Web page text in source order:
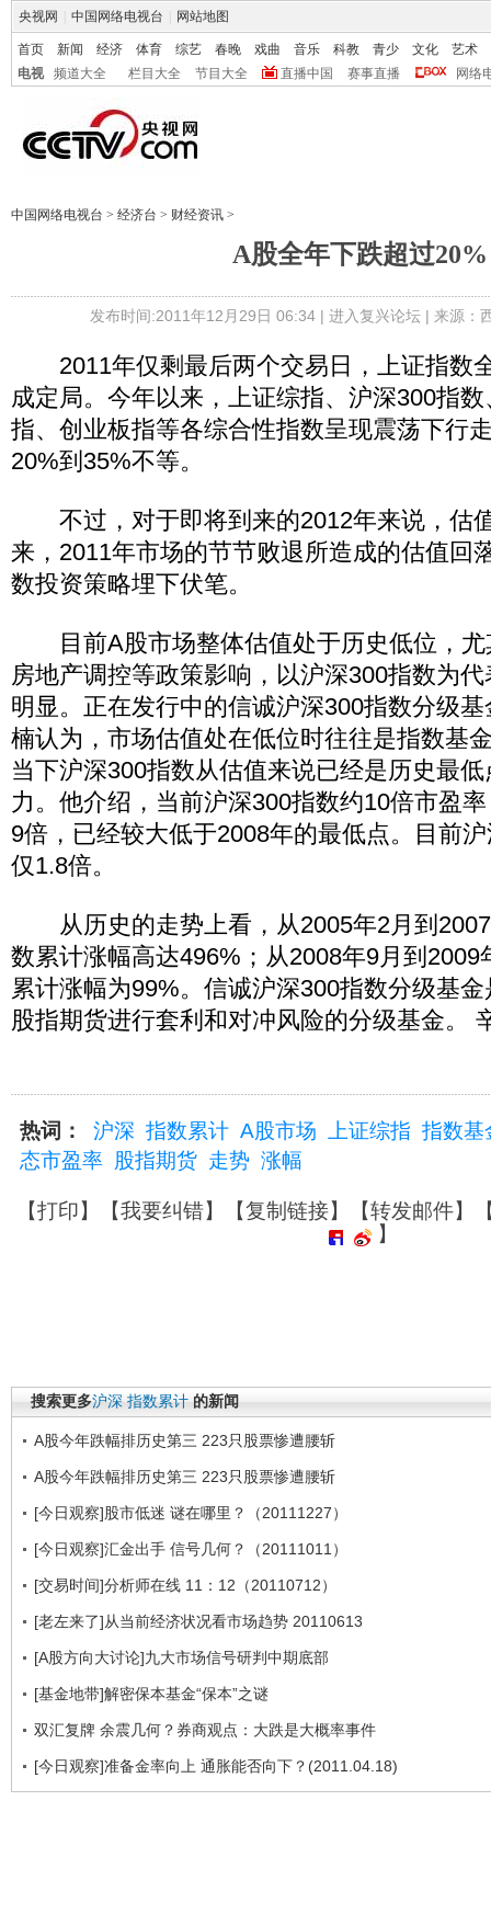
央视网 中国网络电视台 网站地图
首页 新闻 经济 体育 综艺 春晚 戏曲 音乐 科教 青少 文化
艺术
电视
频道大全 栏目大全 节目大全 直播中国 赛事直播 网络
中国网络电视台 > 经济台 > 财经资讯 >
A股全年下跌超过20%
发布时间:2011年12月29日 06:34 | 进入复兴论坛| 来源：
2011年仅剩最后两个交易日，上证指数
成定局。今年以来，上证综指、沪深300指
指、创业板指等各综合性指数呈现震荡下行
20%到35%不等。
不过，对于即将到来的2012年来说，估
来，2011年市场的节节败退所造成的估值回
数投资策略埋下伏笔。
目前A股市场整体估值处于历史低位，尤
房地产调控等政策影响，以沪深300指数为
明显。正在发行中的信诚沪深300指数分级
楠认为，市场估值处在低位时往往是指数基
当下沪深300指数从估值来说已经是历史最
力。他介绍，当前沪深300指数约10倍市盈
9倍，已经较大低于2008年的最低点。目前
仅1.8倍。
从历史的走势上看，从2005年2月到2007
数累计涨幅高达496%；从2008年9月到2009
累计涨幅为99%。信诚沪深300指数分级基
股指期货进行套利和对冲风险的分级基金。
热词： 沪深 指数累计 A股市场 上证综指 指数基
态市盈率 股指期货 走势 涨幅
【打印】【我要纠错】【复制链接】【转发邮件】
】
搜索更多沪深 指数累计 的新闻
A股今年跌幅排历史第三 223只股票惨遭腰斩
A股今年跌幅排历史第三 223只股票惨遭腰斩
[今日观察]股市低迷 谜在哪里？（20111227）
[今日观察]汇金出手 信号几何？（20111011）
[交易时间]分析师在线 11：12（20110712）
[老左来了]从当前经济状况看市场趋势 20110613
[A股方向大讨论]九大市场信号研判中期底部
[基金地带]解密保本基金“保本”之谜
双汇复牌 余震几何？券商观点：大跌是大概率事件
[今日观察]准备金率向上 通胀能否向下？(2011.04.18)